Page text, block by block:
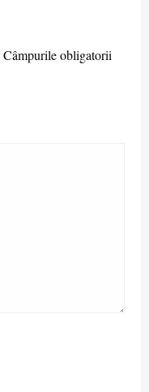
Câmpurile obligatorii